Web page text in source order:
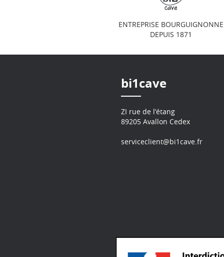
ENTREPRISE BOURGUIGNONNE
DEPUIS 1871
bi1cave
ZI rue de l’étang
89205 Avallon Cedex
serviceclient@bi1cave.fr